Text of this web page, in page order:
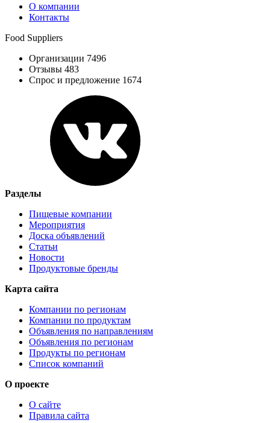
О компании
Контакты
Food Suppliers
Организации 7496
Отзывы 483
Спрос и предложение 1674
Разделы
Пищевые компании
Мероприятия
Доска объявлений
Статьи
Новости
Продуктовые бренды
Карта сайта
Компании по регионам
Компании по продуктам
Объявления по направлениям
Объявления по регионам
Продукты по регионам
Список компаний
О проекте
О сайте
Правила сайта